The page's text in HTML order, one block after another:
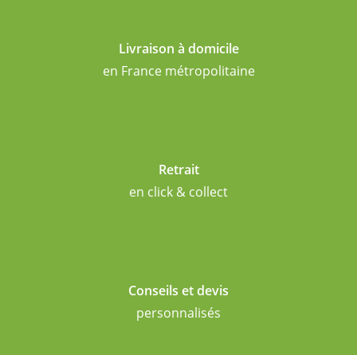
Livraison à domicile
en France métropolitaine
Retrait
en click & collect
Conseils et devis
personnalisés